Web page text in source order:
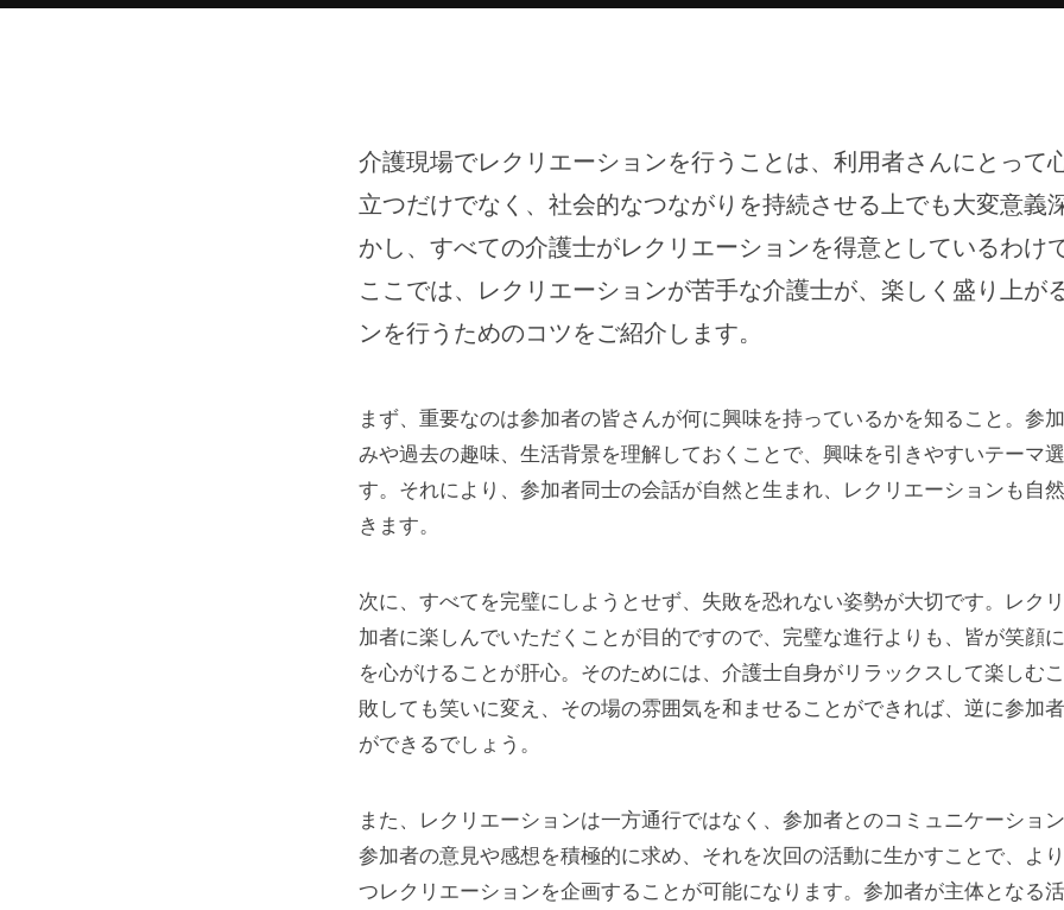
介護現場でレクリエーションを行うことは、利用者さんにとって
立つだけでなく、社会的なつながりを持続させる上でも大変意義
かし、すべての介護士がレクリエーションを得意としているわけ
ここでは、レクリエーションが苦手な介護士が、楽しく盛り上が
ンを行うためのコツをご紹介します。
まず、重要なのは参加者の皆さんが何に興味を持っているかを知ること。参
みや過去の趣味、生活背景を理解しておくことで、興味を引きやすいテーマ
す。それにより、参加者同士の会話が自然と生まれ、レクリエーションも自
きます。
次に、すべてを完璧にしようとせず、失敗を恐れない姿勢が大切です。レク
加者に楽しんでいただくことが目的ですので、完璧な進行よりも、皆が笑顔
を心がけることが肝心。そのためには、介護士自身がリラックスして楽しむ
敗しても笑いに変え、その場の雰囲気を和ませることができれば、逆に参加
ができるでしょう。
また、レクリエーションは一方通行ではなく、参加者とのコミュニケーション
参加者の意見や感想を積極的に求め、それを次回の活動に生かすことで、よ
つレクリエーションを企画することが可能になります。参加者が主体となる